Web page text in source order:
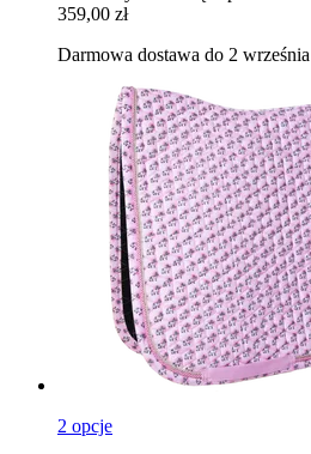
359,00 zł
Darmowa dostawa do 2 września
2 opcje